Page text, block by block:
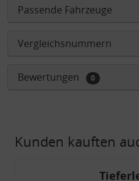
Passende Fahrzeuge
Vergleichsnummern
Bewertungen 0
Kunden kauften